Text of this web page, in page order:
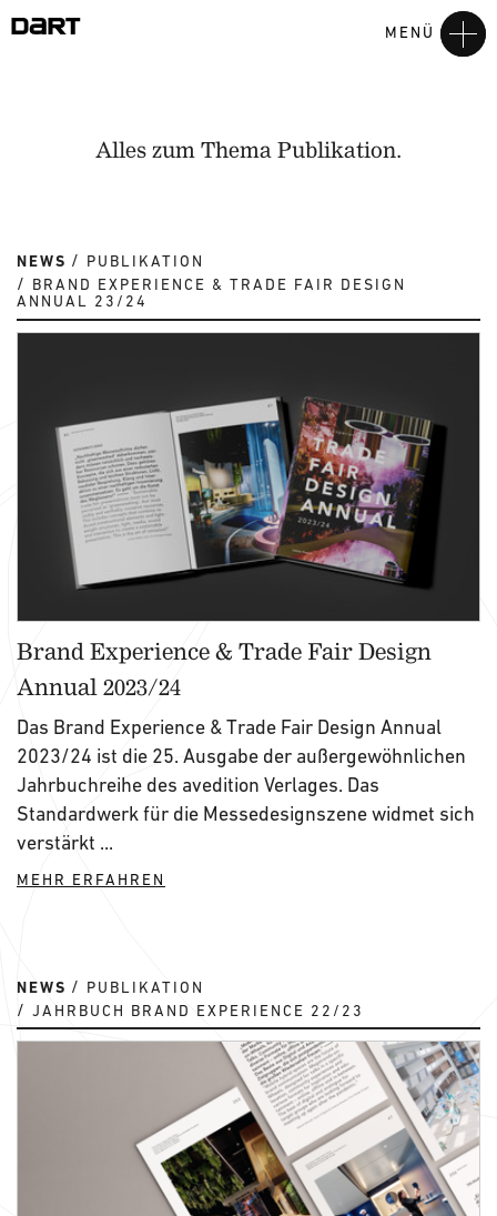
MENÜ
Alles zum Thema Publikation.
NEWS
PUBLIKATION
BRAND EXPERIENCE & TRADE FAIR DESIGN
ANNUAL 23/24
Brand Experience & Trade Fair Design
Annual 2023/24
Das Brand Experience & Trade Fair Design Annual
2023/24 ist die 25. Ausgabe der außergewöhnlichen
Jahrbuchreihe des avedition Verlages. Das
Standardwerk für die Messedesignszene widmet sich
verstärkt ...
MEHR ERFAHREN
NEWS
PUBLIKATION
JAHRBUCH BRAND EXPERIENCE 22/23